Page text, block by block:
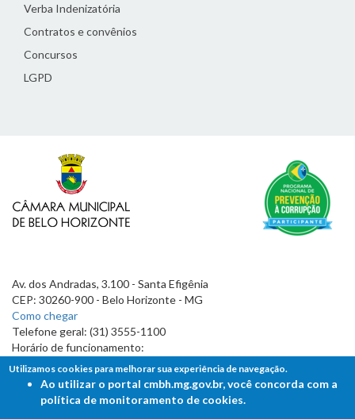
Verba Indenizatória
Contratos e convênios
Concursos
LGPD
Av. dos Andradas, 3.100 - Santa Efigênia
CEP: 30260-900 - Belo Horizonte - MG
Como chegar
Telefone geral: (31) 3555-1100
Horário de funcionamento:
7h às 19h
Utilizamos cookies para melhorar sua experiência de navegação.
Ao utilizar o portal cmbh.mg.gov.br, você concorda com a
política de monitoramento de cookies.